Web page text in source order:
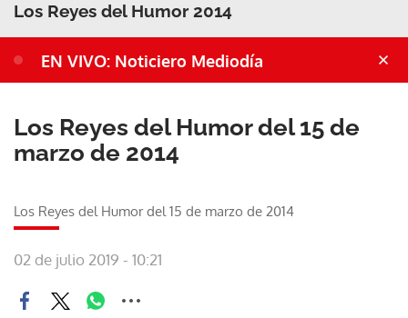
Los Reyes del Humor 2014
EN VIVO: Noticiero Mediodía
Los Reyes del Humor del 15 de
marzo de 2014
Los Reyes del Humor del 15 de marzo de 2014
02 de julio 2019 - 10:21